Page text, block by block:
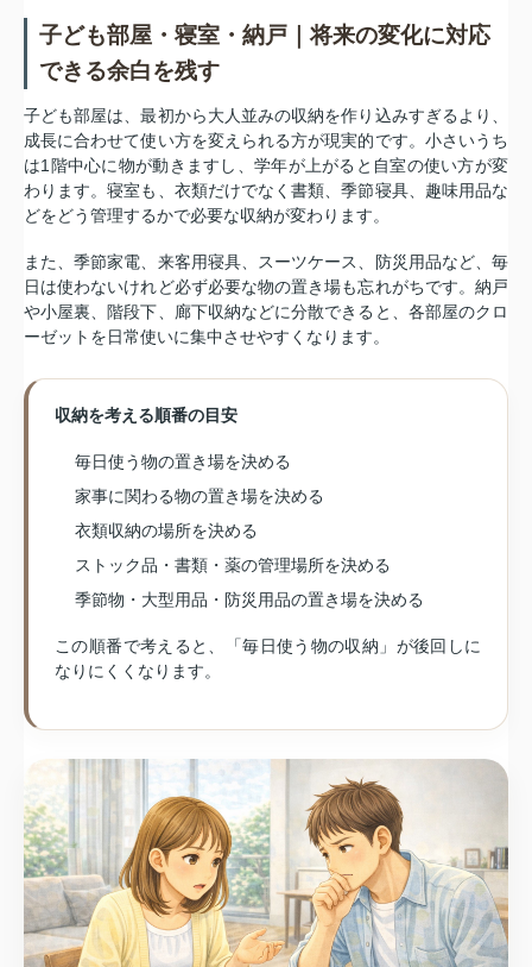
子ども部屋・寝室・納戸｜将来の変化に対応
できる余白を残す
子ども部屋は、最初から大人並みの収納を作り込みすぎるより、
成長に合わせて使い方を変えられる方が現実的です。小さいうち
は1階中心に物が動きますし、学年が上がると自室の使い方が変
わります。寝室も、衣類だけでなく書類、季節寝具、趣味用品な
どをどう管理するかで必要な収納が変わります。
また、季節家電、来客用寝具、スーツケース、防災用品など、毎
日は使わないけれど必ず必要な物の置き場も忘れがちです。納戸
や小屋裏、階段下、廊下収納などに分散できると、各部屋のクロ
ーゼットを日常使いに集中させやすくなります。
収納を考える順番の目安
毎日使う物の置き場を決める
家事に関わる物の置き場を決める
衣類収納の場所を決める
ストック品・書類・薬の管理場所を決める
季節物・大型用品・防災用品の置き場を決める
この順番で考えると、「毎日使う物の収納」が後回しに
なりにくくなります。